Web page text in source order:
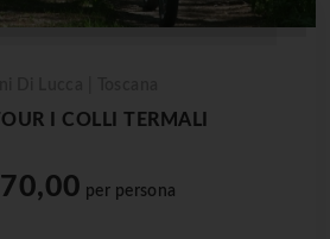
I COLLI TERMALI
per persona